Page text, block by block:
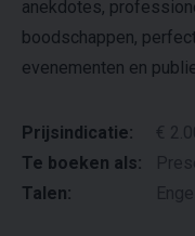
anekdotes,
boodschappen,
evenementen en
Prijsindicatie:
€
Te boeken als:
Talen: